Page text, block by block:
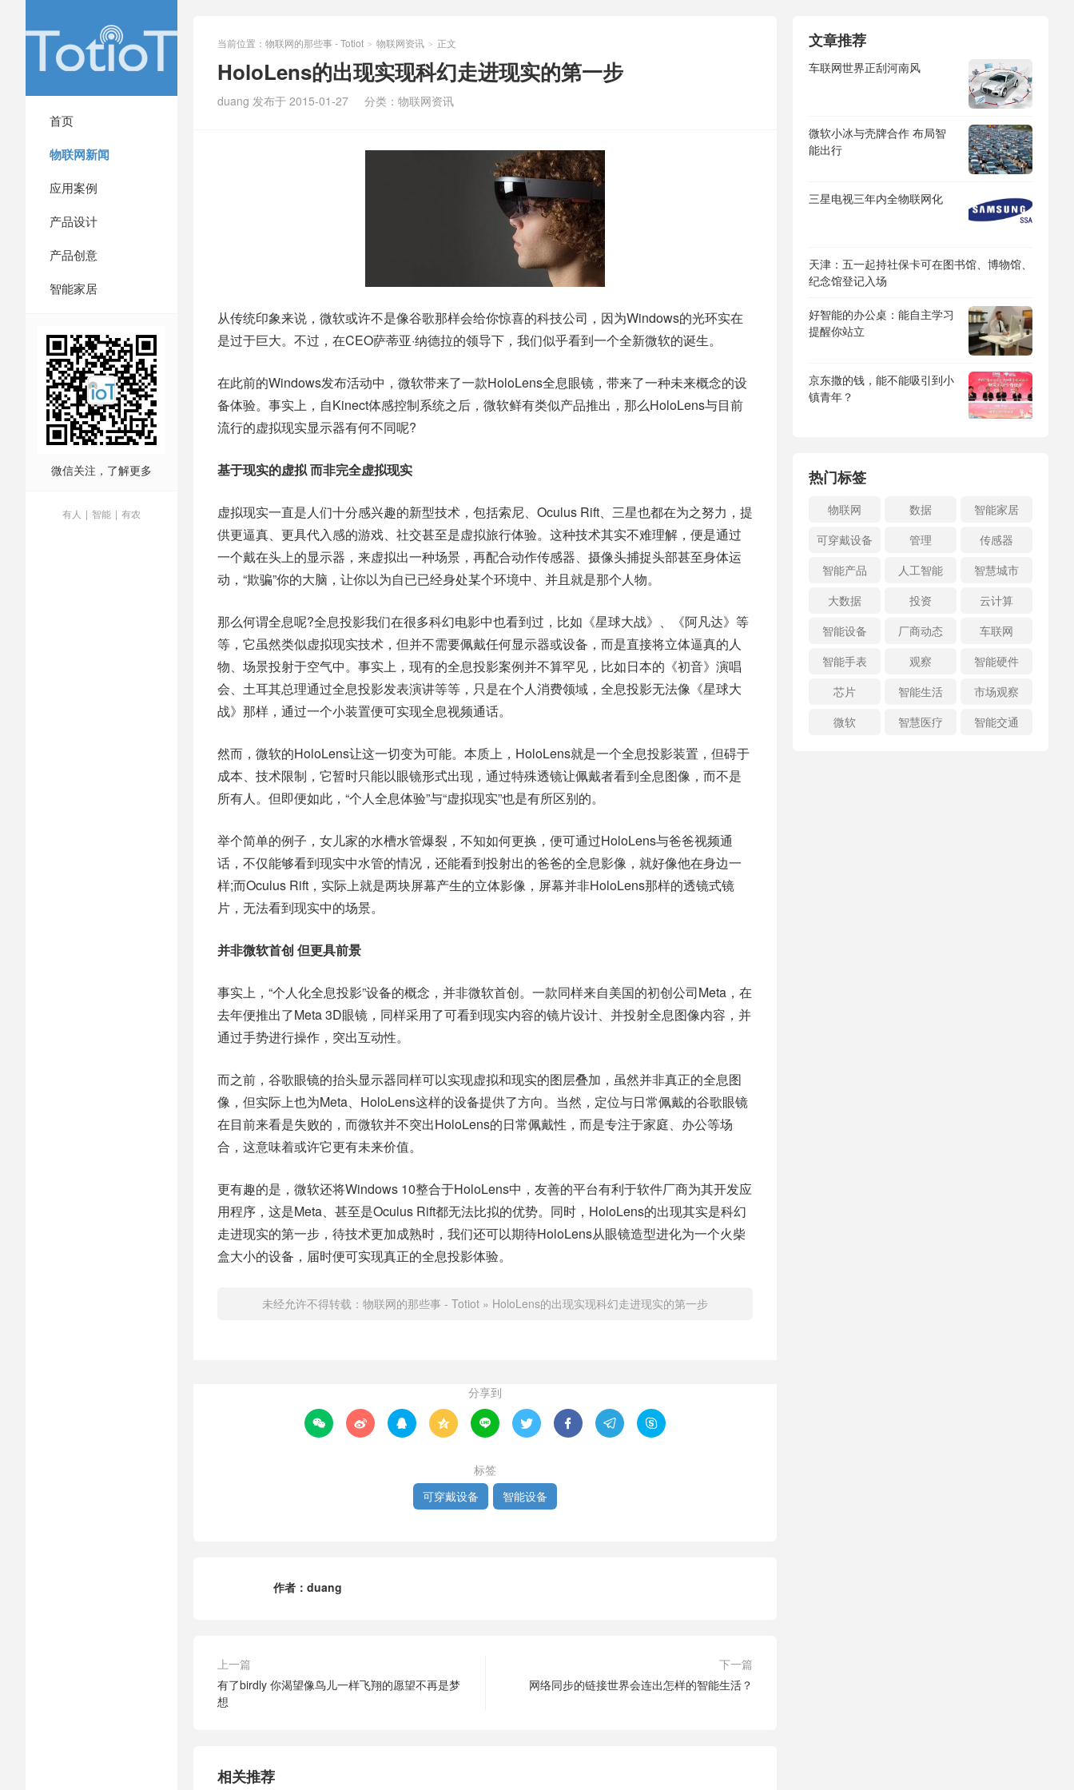
首页
物联网新闻
应用案例
产品设计
产品创意
智能家居
微信关注，了解更多
有人 | 智能 | 有农
当前位置： 物联网的那些事 - Totiot > 物联网资讯 > 正文
HoloLens的出现实现科幻走进现实的第一步
duang 发布于 2015-01-27 分类： 物联网资讯
从传统印象来说，微软或许不是像谷歌那样会给你惊喜的科技公司，因为Windows的光环实在
是过于巨大。不过，在CEO萨蒂亚·纳德拉的领导下，我们似乎看到一个全新微软的诞生。
在此前的Windows发布活动中，微软带来了一款HoloLens全息眼镜，带来了一种未来概念的设
备体验。事实上，自Kinect体感控制系统之后，微软鲜有类似产品推出，那么HoloLens与目前
流行的虚拟现实显示器有何不同呢?
基于现实的虚拟 而非完全虚拟现实
虚拟现实一直是人们十分感兴趣的新型技术，包括索尼、Oculus Rift、三星也都在为之努力，提
供更逼真、更具代入感的游戏、社交甚至是虚拟旅行体验。这种技术其实不难理解，便是通过
一个戴在头上的显示器，来虚拟出一种场景，再配合动作传感器、摄像头捕捉头部甚至身体运
动，“欺骗”你的大脑，让你以为自已已经身处某个环境中、并且就是那个人物。
那么何谓全息呢?全息投影我们在很多科幻电影中也看到过，比如《星球大战》、《阿凡达》等
等，它虽然类似虚拟现实技术，但并不需要佩戴任何显示器或设备，而是直接将立体逼真的人
物、场景投射于空气中。事实上，现有的全息投影案例并不算罕见，比如日本的《初音》演唱
会、土耳其总理通过全息投影发表演讲等等，只是在个人消费领域，全息投影无法像《星球大
战》那样，通过一个小装置便可实现全息视频通话。
然而，微软的HoloLens让这一切变为可能。本质上，HoloLens就是一个全息投影装置，但碍于
成本、技术限制，它暂时只能以眼镜形式出现，通过特殊透镜让佩戴者看到全息图像，而不是
所有人。但即便如此，“个人全息体验”与“虚拟现实”也是有所区别的。
举个简单的例子，女儿家的水槽水管爆裂，不知如何更换，便可通过HoloLens与爸爸视频通
话，不仅能够看到现实中水管的情况，还能看到投射出的爸爸的全息影像，就好像他在身边一
样;而Oculus Rift，实际上就是两块屏幕产生的立体影像，屏幕并非HoloLens那样的透镜式镜
片，无法看到现实中的场景。
并非微软首创 但更具前景
事实上，“个人化全息投影”设备的概念，并非微软首创。一款同样来自美国的初创公司Meta，在
去年便推出了Meta 3D眼镜，同样采用了可看到现实内容的镜片设计、并投射全息图像内容，并
通过手势进行操作，突出互动性。
而之前，谷歌眼镜的抬头显示器同样可以实现虚拟和现实的图层叠加，虽然并非真正的全息图
像，但实际上也为Meta、HoloLens这样的设备提供了方向。当然，定位与日常佩戴的谷歌眼镜
在目前来看是失败的，而微软并不突出HoloLens的日常佩戴性，而是专注于家庭、办公等场
合，这意味着或许它更有未来价值。
更有趣的是，微软还将Windows 10整合于HoloLens中，友善的平台有利于软件厂商为其开发应
用程序，这是Meta、甚至是Oculus Rift都无法比拟的优势。同时，HoloLens的出现其实是科幻
走进现实的第一步，待技术更加成熟时，我们还可以期待HoloLens从眼镜造型进化为一个火柴
盒大小的设备，届时便可实现真正的全息投影体验。
未经允许不得转载： 物联网的那些事 - Totiot » HoloLens的出现实现科幻走进现实的第一步
分享到
        
标签
可穿戴设备
智能设备
作者： duang
上一篇
有了birdly 你渴望像鸟儿一样飞翔的愿望不再是梦
想
下一篇
网络同步的链接世界会连出怎样的智能生活？
相关推荐
文章推荐
车联网世界正刮河南风
微软小冰与壳牌合作 布局智
能出行
三星电视三年内全物联网化
天津：五一起持社保卡可在图书馆、博物馆、
纪念馆登记入场
好智能的办公桌：能自主学习
提醒你站立
京东撒的钱，能不能吸引到小
镇青年？
热门标签
物联网 数据
智能家居
可穿戴设备
管理
传感器
智能产品
人工智能
智慧城市
大数据
投资
云计算
智能设备
厂商动态
车联网
智能手表
观察
智能硬件
芯片
智能生活
市场观察
微软
智慧医疗 智能交通